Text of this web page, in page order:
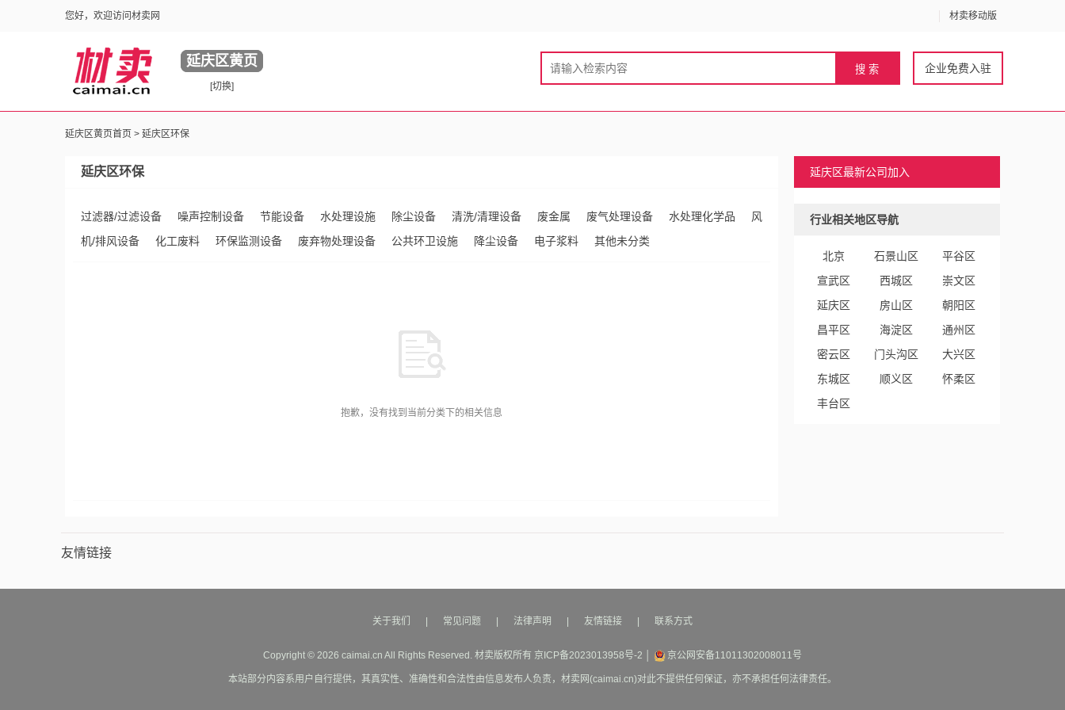
您好，欢迎访问材卖网 材卖移动版
延庆区黄页
[切换]
企业免费入驻
延庆区黄页首页 > 延庆区环保
延庆区环保
过滤器/过滤设备 噪声控制设备 节能设备 水处理设施 除尘设备 清洗/清理设备 废金属 废气处理设备 水处理化学品
风
机/排风设备
化工废料 环保监测设备 废弃物处理设备 公共环卫设施 降尘设备 电子浆料 其他未分类
抱歉，没有找到当前分类下的相关信息
延庆区最新公司加入
行业相关地区导航
北京 石景山区
平谷区
宣武区
西城区
崇文区
延庆区
房山区
朝阳区
昌平区
海淀区
通州区
密云区
门头沟区
大兴区
东城区
顺义区
怀柔区
丰台区
友情链接
关于我们 常见问题 法律声明 友情链接 联系方式
Copyright © 2026 caimai.cn All Rights Reserved. 材卖版权所有 京ICP备2023013958号-2 京公网安备11011302008011号
本站部分内容系用户自行提供，其真实性、准确性和合法性由信息发布人负责，材卖网(caimai.cn)对此不提供任何保证，亦不承担任何法律责任。